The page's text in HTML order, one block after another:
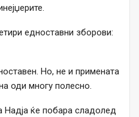
едноставни зборови:
Но, не и примената
оди многу полесно.
Надја ќе побара сладолед